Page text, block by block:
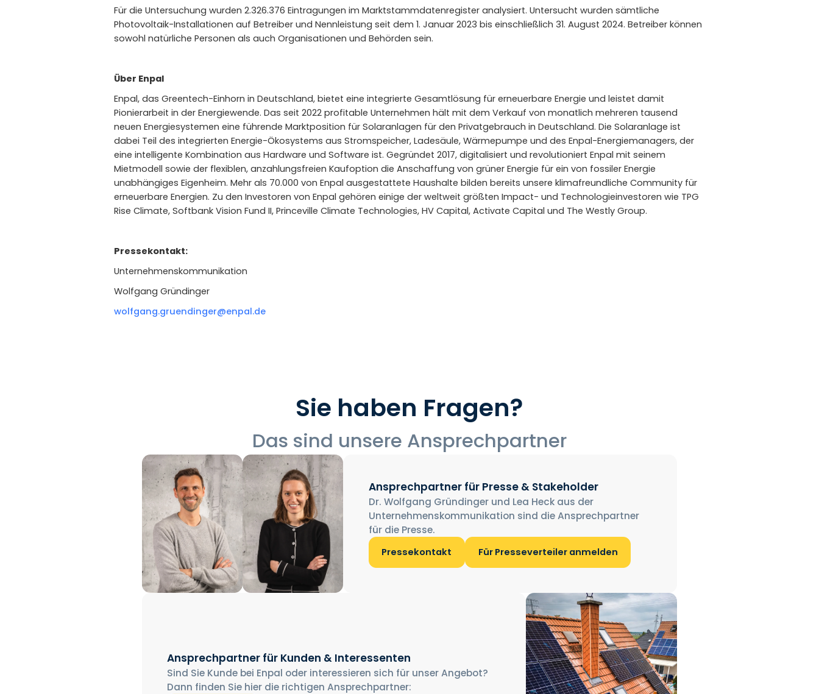
Für die Untersuchung wurden 2.326.376 Eintragungen im Marktstammdatenregister analysiert. Untersucht wurden sämtliche
Photovoltaik-Installationen auf Betreiber und Nennleistung seit dem 1. Januar 2023 bis einschließlich 31. August 2024. Betreiber können
sowohl natürliche Personen als auch Organisationen und Behörden sein.
Über Enpal
Enpal, das Greentech-Einhorn in Deutschland, bietet eine integrierte Gesamtlösung für erneuerbare Energie und leistet damit
Pionierarbeit in der Energiewende. Das seit 2022 profitable Unternehmen hält mit dem Verkauf von monatlich mehreren tausend
neuen Energiesystemen eine führende Marktposition für Solaranlagen für den Privatgebrauch in Deutschland. Die Solaranlage ist
dabei Teil des integrierten Energie-Ökosystems aus Stromspeicher, Ladesäule, Wärmepumpe und des Enpal-Energiemanagers, der
eine intelligente Kombination aus Hardware und Software ist. Gegründet 2017, digitalisiert und revolutioniert Enpal mit seinem
Mietmodell sowie der flexiblen, anzahlungsfreien Kaufoption die Anschaffung von grüner Energie für ein von fossiler Energie
unabhängiges Eigenheim. Mehr als 70.000 von Enpal ausgestattete Haushalte bilden bereits unsere klimafreundliche Community für
erneuerbare Energien. Zu den Investoren von Enpal gehören einige der weltweit größten Impact- und Technologieinvestoren wie TPG
Rise Climate, Softbank Vision Fund II, Princeville Climate Technologies, HV Capital, Activate Capital und The Westly Group.
Pressekontakt:
Unternehmenskommunikation
Wolfgang Gründinger
wolfgang.gruendinger@enpal.de
Sie haben Fragen?
Das sind unsere Ansprechpartner
Ansprechpartner für Presse & Stakeholder
Dr. Wolfgang Gründinger und Lea Heck aus der
Unternehmenskommunikation sind die Ansprechpartner
für die Presse.
Pressekontakt Für Presseverteiler anmelden
Ansprechpartner für Kunden & Interessenten
Sind Sie Kunde bei Enpal oder interessieren sich für unser Angebot?
Dann finden Sie hier die richtigen Ansprechpartner: